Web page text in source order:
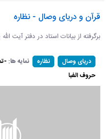
قرآن و دریای وصال - نظاره
برگرفته از بیانات استاد در دفتر آیت الله
دریای وصال نظاره نمایه ها: -
حروف الفبا